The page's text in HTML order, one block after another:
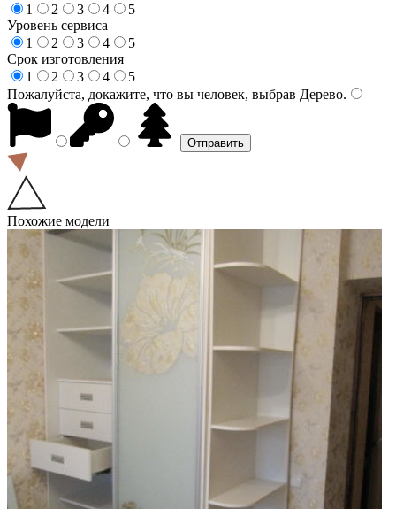
1
2 3 4
5
Уровень сервиса
1
2 3 4
5
Срок изготовления
1
2 3 4
5
Пожалуйста, докажите, что вы человек, выбрав Дерево.
Похожие модели